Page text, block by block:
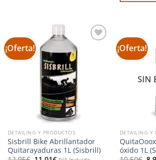
¡Oferta!
DETAILING Y PRODUCTOS
Sisbrill Bike Abrillantador
Quitarayaduras 1L (Sisbrill)
¡Oferta!
SIN
DETAILING Y
óxido 1L